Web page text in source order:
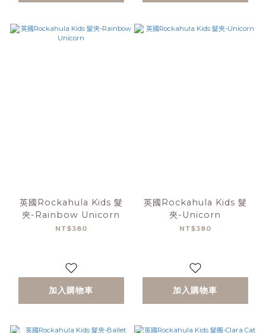
英國Rockahula Kids 髮
夾-Rainbow Unicorn
NT$380
加入購物車
英國Rockahula Kids 髮
夾-Unicorn
NT$380
加入購物車